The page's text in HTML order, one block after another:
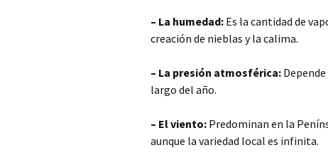
– La humedad: Es la cantidad de
creación de nieblas y la calima.
– La presión atmosférica:
largo del año.
– El viento: Predominan en la
aunque la variedad local es infinita.